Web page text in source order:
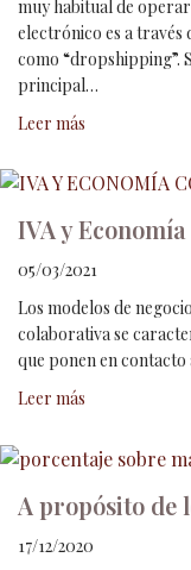
muy habitual de
electrónico es a través
como “dropshipping”.
principal…
Leer más
IVA y
05/03/2021
Los modelos de
colaborativa se
que ponen en
Leer más
A propósito de
17/12/2020